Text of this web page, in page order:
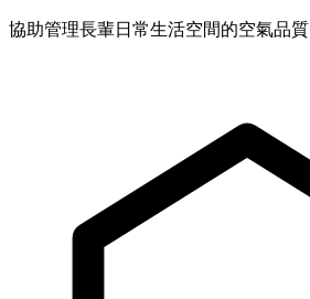
協助管理長輩日常生活空間的空氣品質